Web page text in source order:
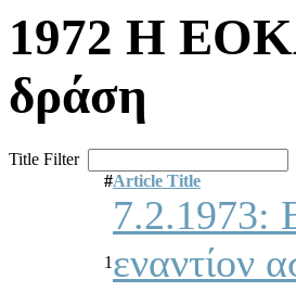
1972 Η
δράση
Title Filter
#Article Title
1
7.2.1973:
εναντίον